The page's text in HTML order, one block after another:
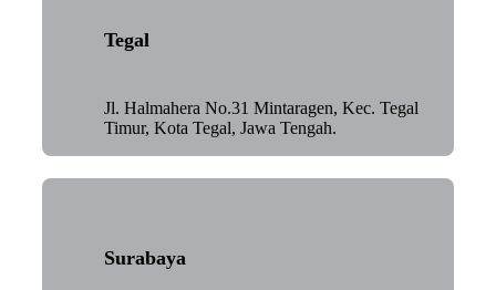
Tegal
Jl. Halmahera No.31 Mintaragen, Kec. Tegal
Timur, Kota Tegal, Jawa Tengah.
Surabaya